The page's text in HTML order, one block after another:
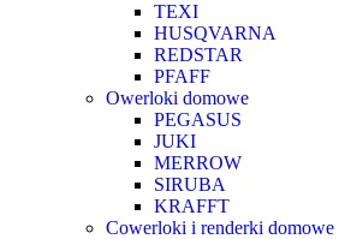
TEXI
HUSQVARNA
REDSTAR
PFAFF
Owerloki domowe
PEGASUS
JUKI
MERROW
SIRUBA
KRAFFT
Cowerloki i renderki domowe